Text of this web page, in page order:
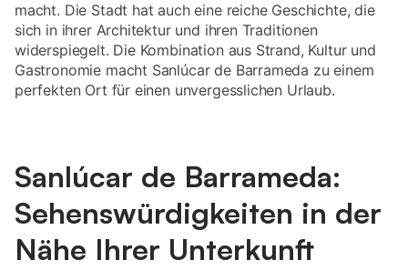
macht. Die Stadt hat auch eine reiche Geschichte, die
sich in ihrer Architektur und ihren Traditionen
widerspiegelt. Die Kombination aus Strand, Kultur und
Gastronomie macht Sanlúcar de Barrameda zu einem
perfekten Ort für einen unvergesslichen Urlaub.
Sanlúcar de Barrameda:
Sehenswürdigkeiten in der
Nähe Ihrer Unterkunft